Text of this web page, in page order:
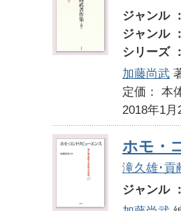
ジャンル
ジャンル
シリーズ
加藤尚武
定価：
2018年1月
ホモ・
滝久雄･貢
ジャンル